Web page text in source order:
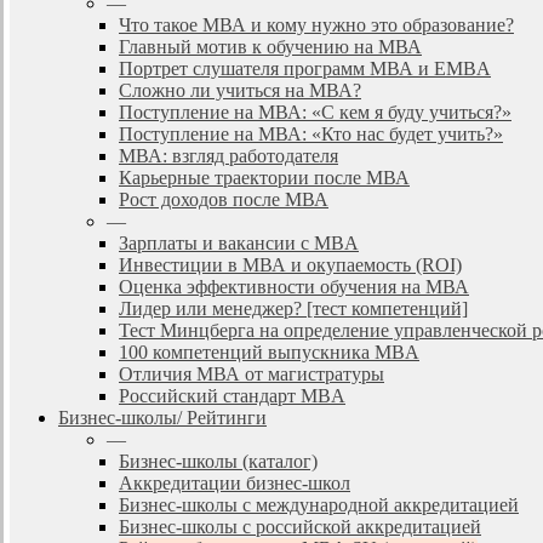
Что такое МВА и кому нужно это образование?
Главный мотив к обучению на МВА
Портрет слушателя программ МВА и EMBA
Сложно ли учиться на МВА?
Поступление на МВА: «С кем я буду учиться?»
Поступление на МВА: «Кто нас будет учить?»
МВА: взгляд работодателя
Карьерные траектории после МВА
Рост доходов после МВА
—
Зарплаты и вакансии с MBA
Инвестиции в МВА и окупаемость (ROI)
Оценка эффективности обучения на МВА
Лидер или менеджер? [тест компетенций]
Тест Минцберга на определение управленческой
100 компетенций выпускника MBA
Отличия МВА от магистратуры
Российский стандарт MBA
Бизнес-школы/ Рейтинги
—
Бизнес-школы (каталог)
Аккредитации бизнес-школ
Бизнес-школы с международной аккредитацией
Бизнес-школы с российской аккредитацией